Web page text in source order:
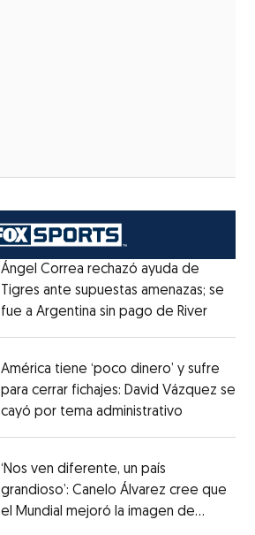
Ángel Correa rechazó ayuda de
Tigres ante supuestas amenazas; se
fue a Argentina sin pago de RiverOpens
América tiene ‘poco dinero’ y sufre
para cerrar fichajes: David Vázquez se
cayó por tema administrativo
‘Nos ven diferente, un país
grandioso’: Canelo Álvarez cree que
el Mundial mejoró la imagen de